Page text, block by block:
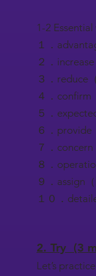
1-2
１．
２．
３．reduce
４．confirm
５．
６．provide
７．concern
８．
９．assign
１０．
2. Try (3
Let’s